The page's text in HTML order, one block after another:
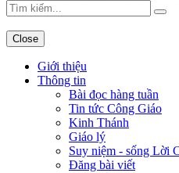
Close
Giới thiệu
Thông tin
Bài đọc hàng tuần
Tin tức Công Giáo
Kinh Thánh
Giáo lý
Suy niệm - sống Lời
Đăng bài viết